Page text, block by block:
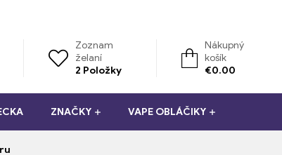
Zoznam
želaní
2 Položky
Nákupný
košík
€0.00
ZNAČKY VAPE OBLÁČIKY